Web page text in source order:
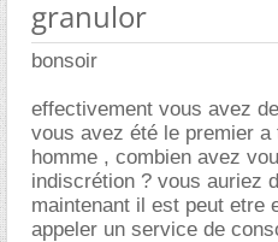
granulor
bonsoir
effectivement vous avez
vous avez été le premier
homme , combien avez
indiscrétion ? vous auriez
maintenant il est peut etre
appeler un service de